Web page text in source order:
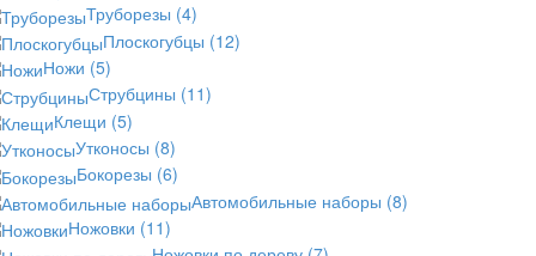
Труборезы (4)
Плоскогубцы (12)
Ножи (5)
Струбцины (11)
Клещи (5)
Утконосы (8)
Бокорезы (6)
Автомобильные наборы (8)
Ножовки (11)